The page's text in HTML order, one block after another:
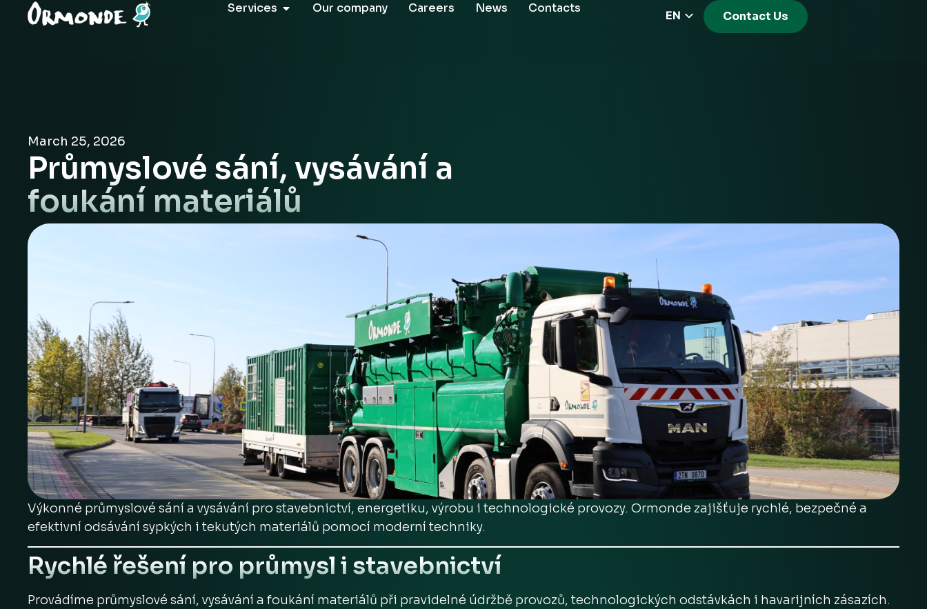
Services Our company Careers News Contacts
EN
Contact Us
March 25, 2026
Průmyslové sání, vysávání a
foukání materiálů
Výkonné průmyslové sání a vysávání pro stavebnictví, energetiku, výrobu i technologické provozy. Ormonde zajišťuje rychlé, bezpečné a
efektivní odsávání sypkých i tekutých materiálů pomocí moderní techniky.
Rychlé řešení pro průmysl i stavebnictví
Provádíme průmyslové sání, vysávání a foukání materiálů při pravidelné údržbě provozů, technologických odstávkách i havarijních zásazích.